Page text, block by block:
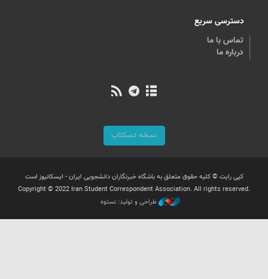
دسترسی سریع
تماس با ما
درباره ما
نسخه دسکتاپ
کپی رایت © کلیه حقوق متعلق به باشگاه خبرنگاران دانشجویی ایران - ایسکانیوز است
Copyright © 2022 Iran Student Correspondent Association. All rights reserved.
طراحی و تولید: نستوه